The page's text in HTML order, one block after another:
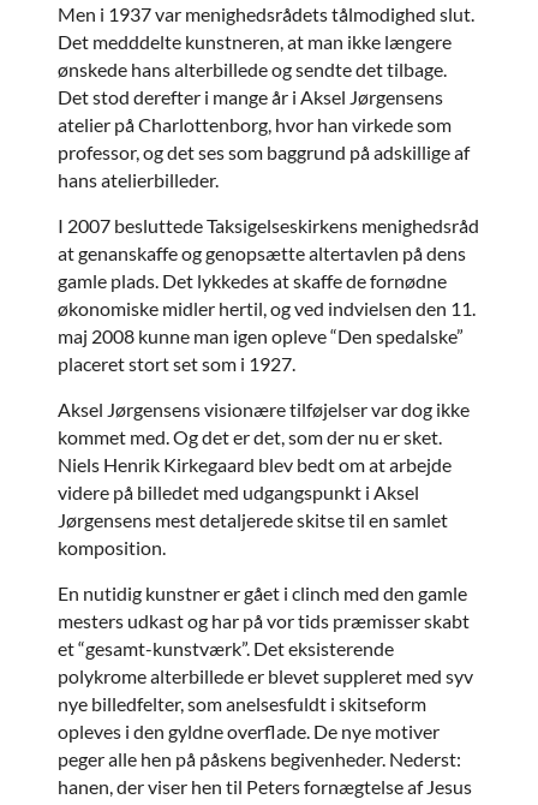
Men i 1937 var menighedsrådets tålmodighed slut.
Det medddelte kunstneren, at man ikke længere
ønskede hans alterbillede og sendte det tilbage.
Det stod derefter i mange år i Aksel Jørgensens
atelier på Charlottenborg, hvor han virkede som
professor, og det ses som baggrund på adskillige af
hans atelierbilleder.
I 2007 besluttede Taksigelseskirkens menighedsråd
at genanskaffe og genopsætte altertavlen på dens
gamle plads. Det lykkedes at skaffe de fornødne
økonomiske midler hertil, og ved indvielsen den 11.
maj 2008 kunne man igen opleve “Den spedalske”
placeret stort set som i 1927.
Aksel Jørgensens visionære tilføjelser var dog ikke
kommet med. Og det er det, som der nu er sket.
Niels Henrik Kirkegaard blev bedt om at arbejde
videre på billedet med udgangspunkt i Aksel
Jørgensens mest detaljerede skitse til en samlet
komposition.
En nutidig kunstner er gået i clinch med den gamle
mesters udkast og har på vor tids præmisser skabt
et “gesamt-kunstværk”. Det eksisterende
polykrome alterbillede er blevet suppleret med syv
nye billedfelter, som anelsesfuldt i skitseform
opleves i den gyldne overflade. De nye motiver
peger alle hen på påskens begivenheder. Nederst:
hanen, der viser hen til Peters fornægtelse af Jesus